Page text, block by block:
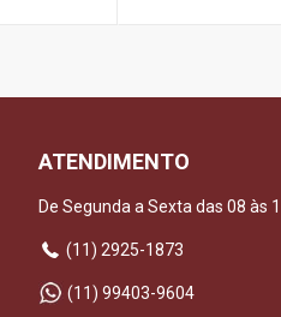
ATENDIMENTO
De Segunda a Sexta das 08 às
(11) 2925-1873
(11) 99403-9604